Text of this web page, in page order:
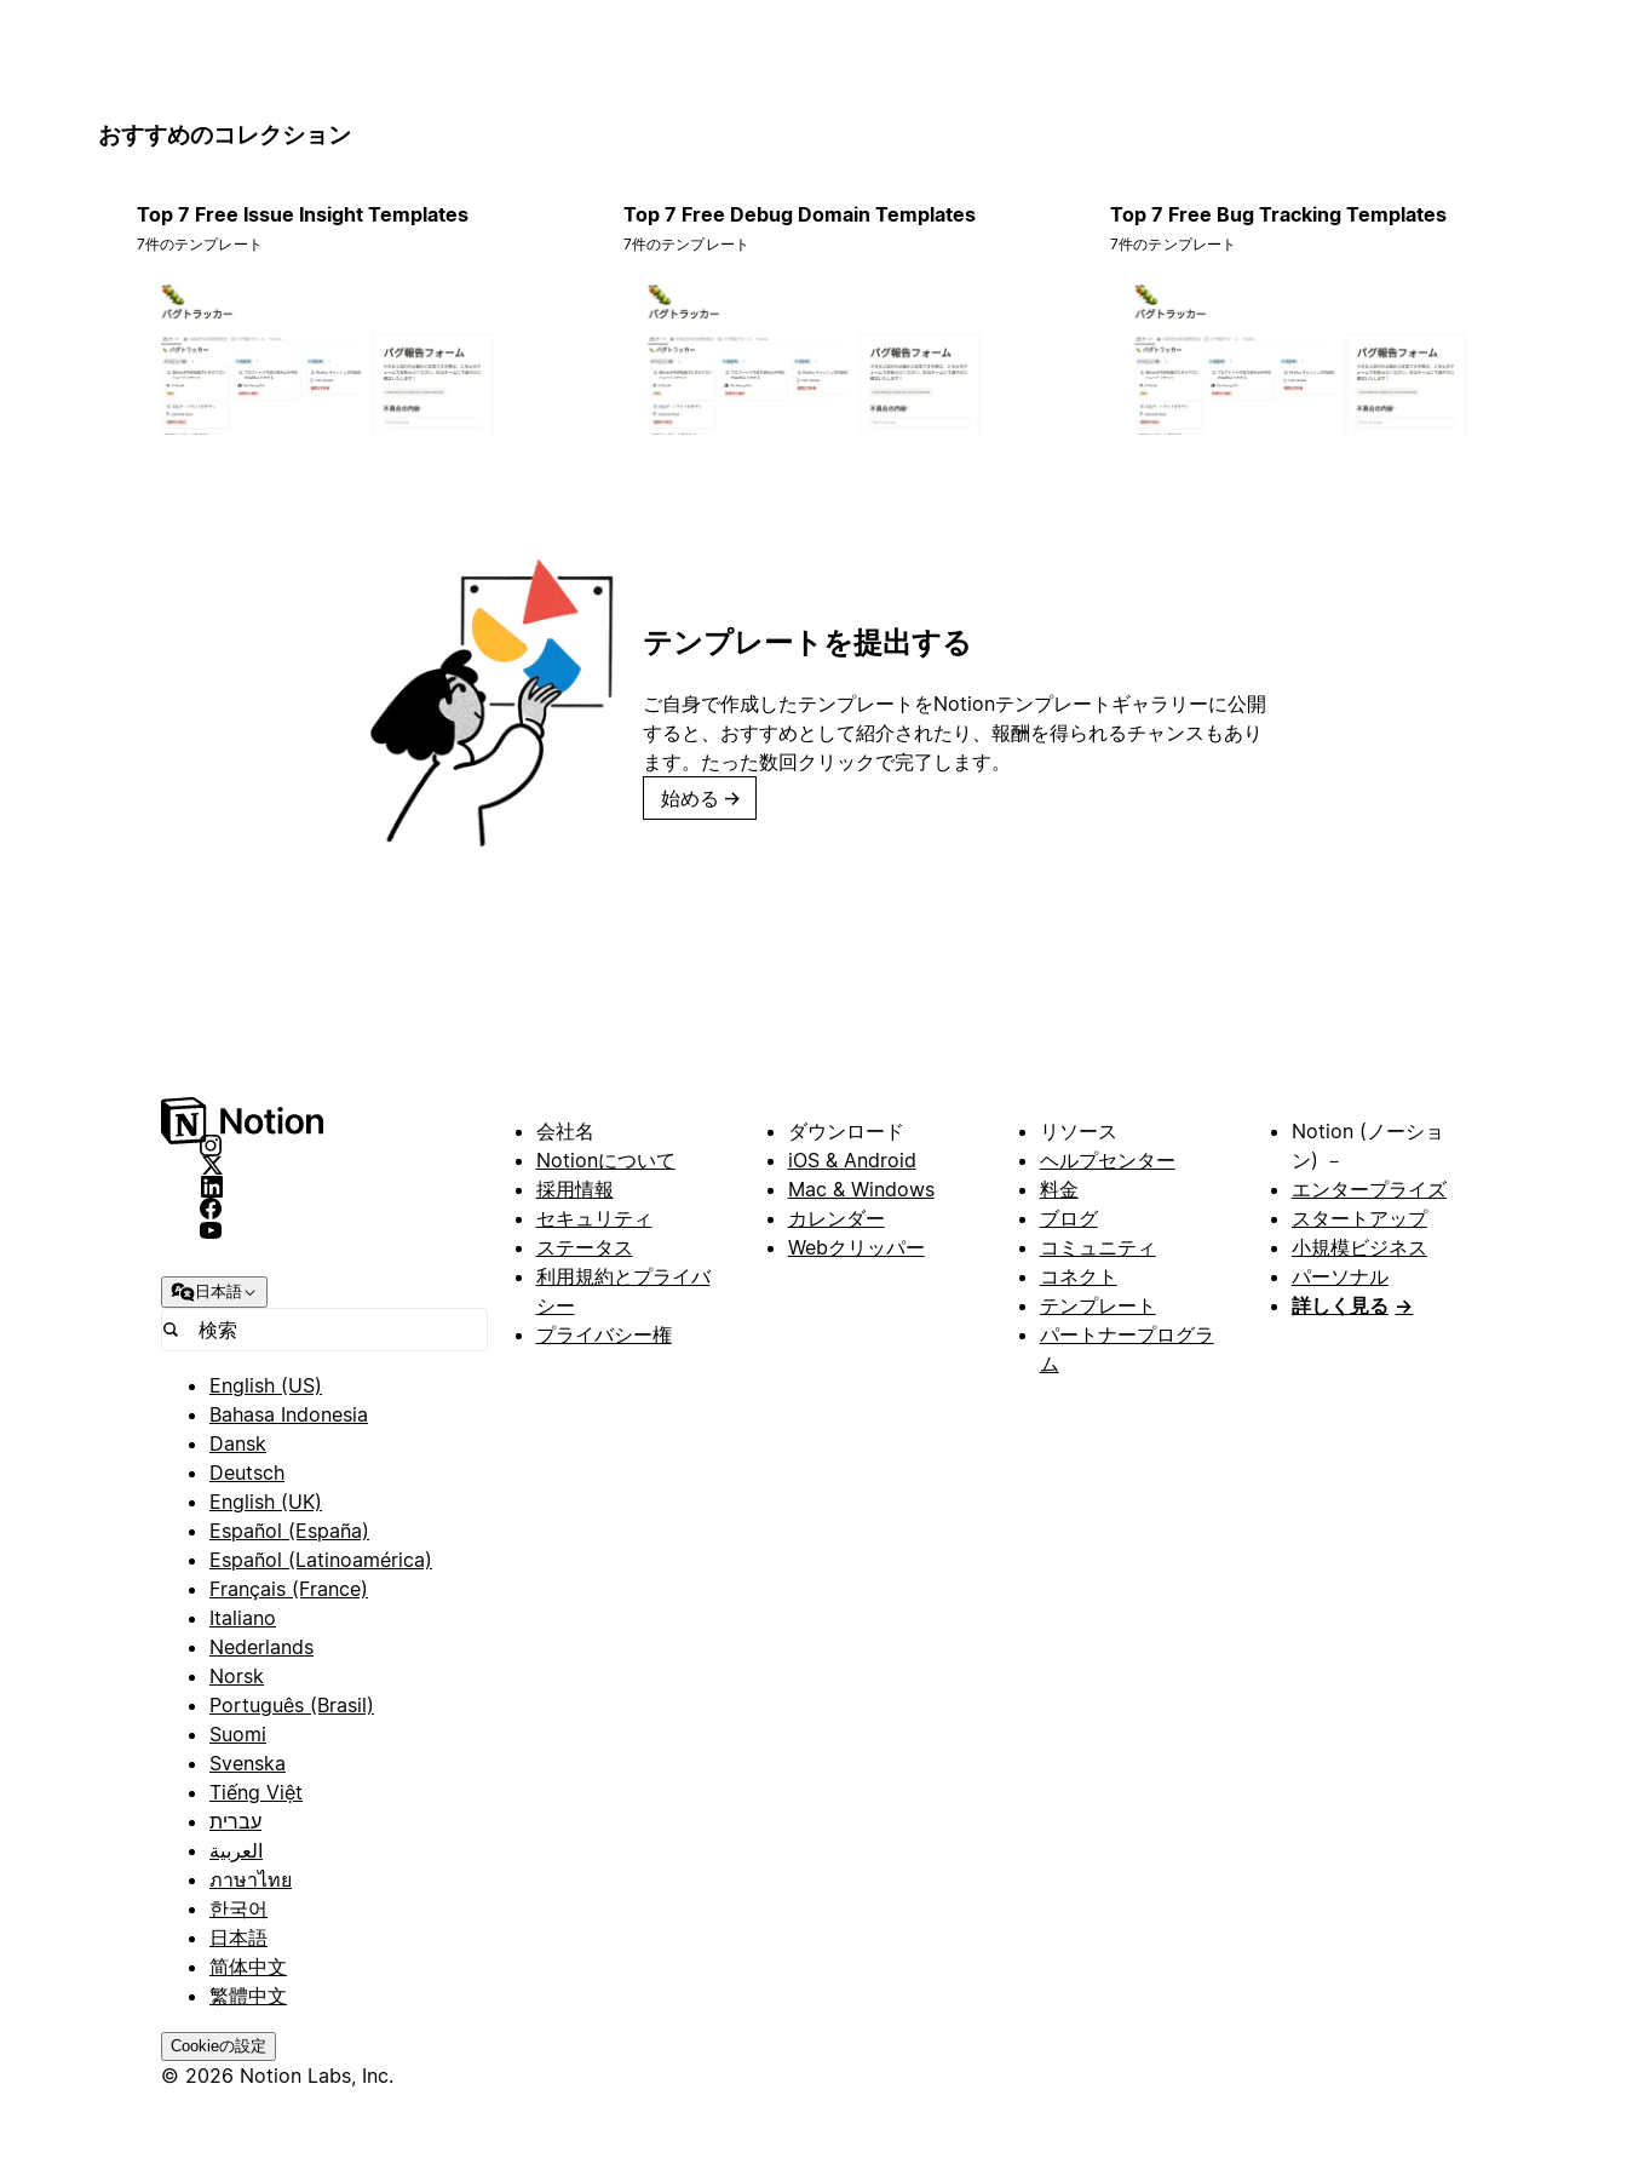
おすすめのコレクション
Top 7 Free Issue Insight Templates
7件のテンプレート
Top 7 Free Debug Domain Templates
7件のテンプレート
Top 7 Free Bug Tracking Templates
7件のテンプレート
テンプレートを提出する
ご自身で作成したテンプレートをNotionテンプレートギャラリーに公開
すると、おすすめとして紹介されたり、報酬を得られるチャンスもあり
ます。たった数回クリックで完了します。
始める →
日本語
English (US)
Bahasa Indonesia
Dansk
Deutsch
English (UK)
Español (España)
Español (Latinoamérica)
Français (France)
Italiano
Nederlands
Norsk
Português (Brasil)
Suomi
Svenska
Tiếng Việt
עברית
العربية
ภาษาไทย
한국어
日本語
简体中文
繁體中文
Cookieの設定
© 2026 Notion Labs, Inc.
会社名
Notionについて
採用情報
セキュリティ
ステータス
利用規約とプライバ
シー
プライバシー権
ダウンロード
iOS & Android
Mac & Windows
カレンダー
Webクリッパー
リソース
ヘルプセンター
料金
ブログ
コミュニティ
コネクト
テンプレート
パートナープログラ
ム
Notion (ノーショ
ン) －
エンタープライズ
スタートアップ
小規模ビジネス
パーソナル
詳しく見る →